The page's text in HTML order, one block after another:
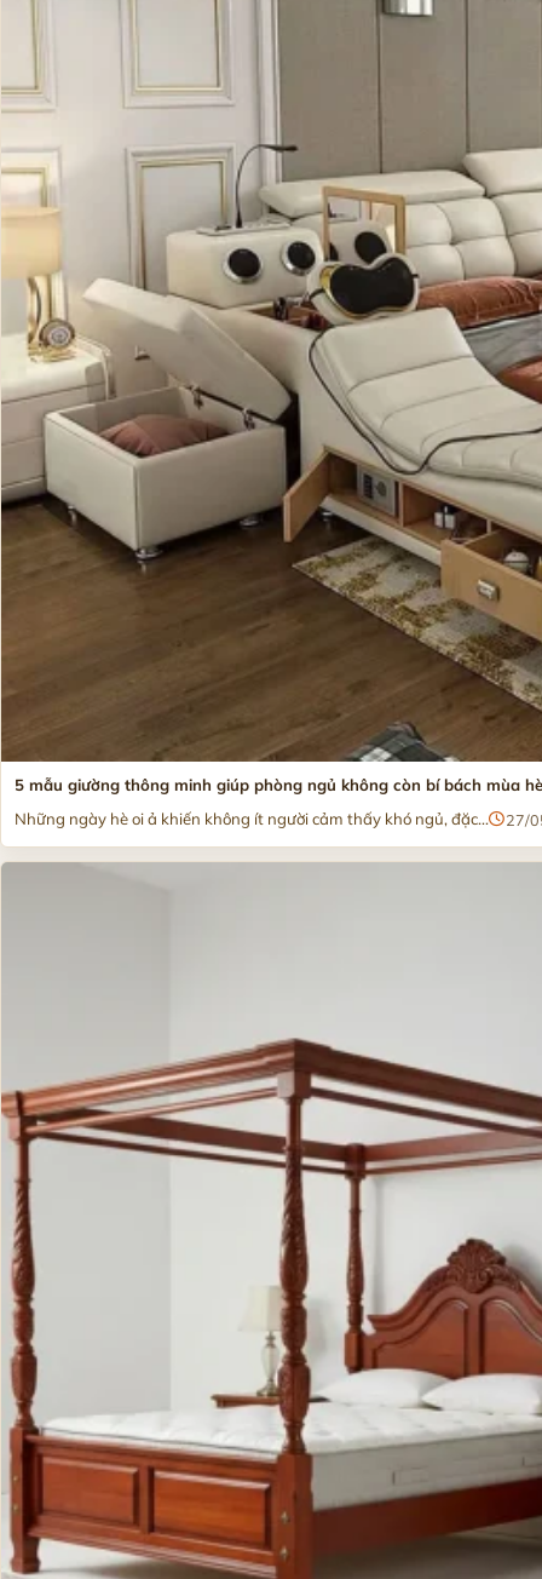
5 mẫu giường thông minh giúp phòng ngủ không còn bí bách mùa
Những ngày hè oi ả khiến không ít người cảm thấy khó ngủ, đặc...
27/